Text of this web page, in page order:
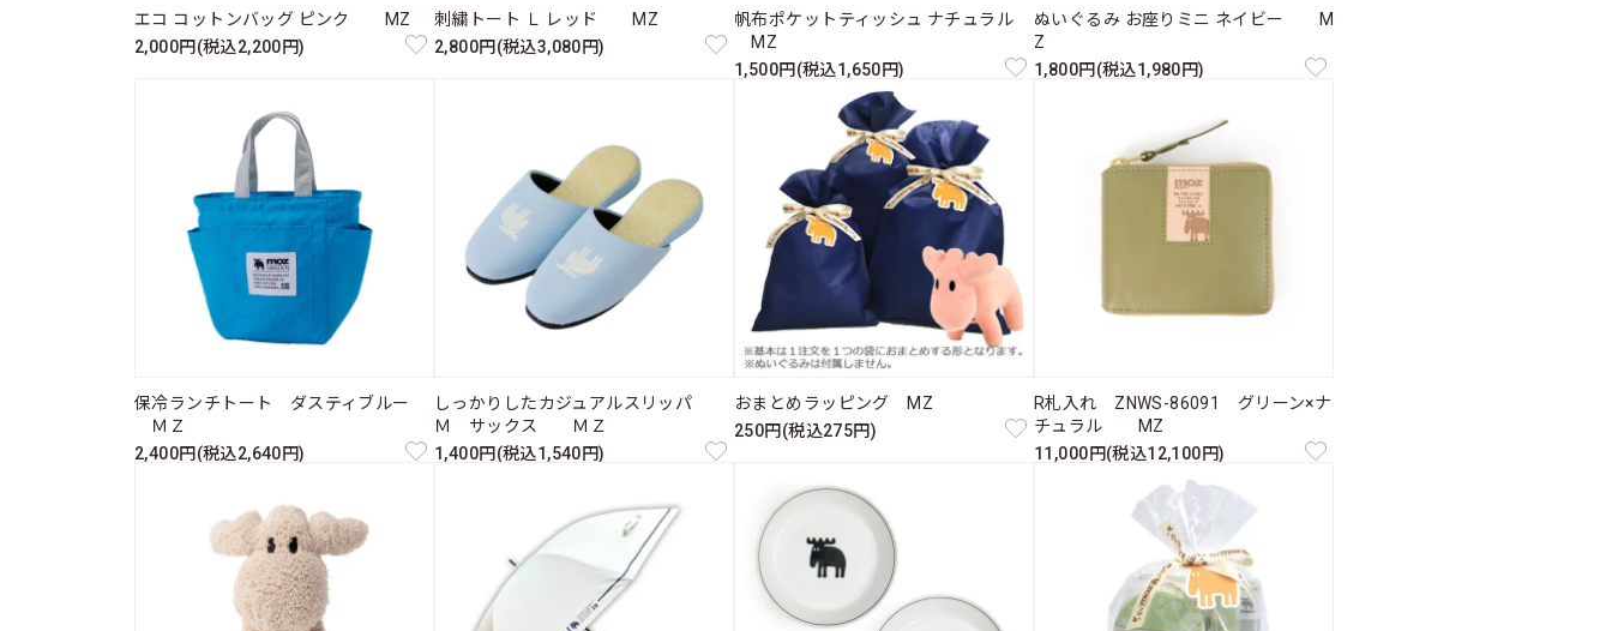
エコ コットンバッグ ピンク MZ
2,000円(税込2,200円)
刺繍トート Ｌ レッド MZ
2,800円(税込3,080円)
帆布ポケットティッシュ ナチュラル
MZ
1,500円(税込1,650円)
ぬいぐるみ お座りミニ ネイビー M
Z
1,800円(税込1,980円)
保冷ランチトート ダスティブルー
ＭＺ
2,400円(税込2,640円)
しっかりしたカジュアルスリッパ
Ｍ サックス ＭＺ
1,400円(税込1,540円)
おまとめラッピング MZ
250円(税込275円)
R札入れ ZNWS-86091 グリーン×ナ
チュラル MZ
11,000円(税込12,100円)